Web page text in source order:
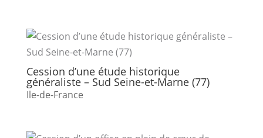
Cession d’une étude historique
généraliste – Sud Seine-et-Marne (77)
Ile-de-France